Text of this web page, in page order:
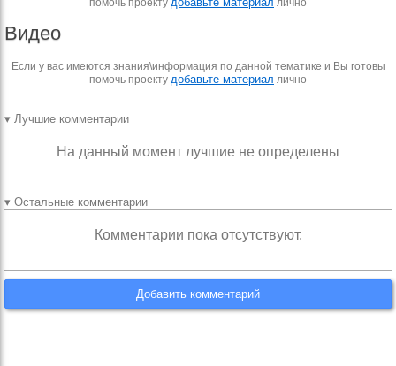
Видео
Если у вас имеются знания\информация по данной тематике и Вы готовы
помочь проекту добавьте материал лично
▾ Лучшие комментарии
На данный момент лучшие не определены
▾ Остальные комментарии
Комментарии пока отсутствуют.
Добавить комментарий